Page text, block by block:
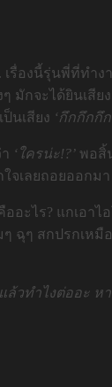
เรื่องนี้รุ่นพี่ที่ท
มักจะได้ยินเสีย
นเสียง ‘กึกกึกกึ
‘ใครน่ะ!?’ พอสิ้
จเลยถอยออก
ะไร? แกเอา
ฉุๆ สกปรกเห
ล้วทำไงต่ออะ